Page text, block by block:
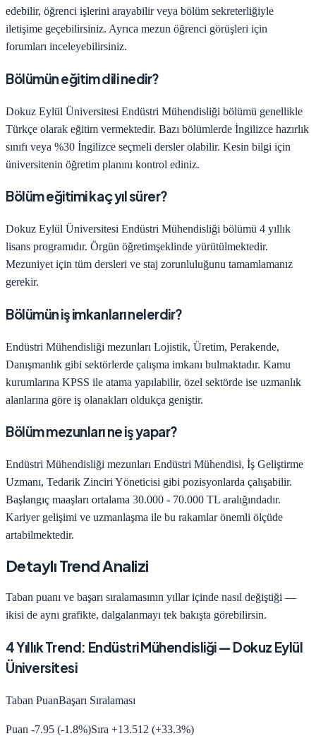
edebilir, öğrenci işlerini arayabilir veya bölüm sekreterliğiyle
iletişime geçebilirsiniz. Ayrıca mezun öğrenci görüşleri için
forumları inceleyebilirsiniz.
Bölümün eğitim dili nedir?
Dokuz Eylül Üniversitesi Endüstri Mühendisliği bölümü genellikle
Türkçe olarak eğitim vermektedir. Bazı bölümlerde İngilizce hazırlık
sınıfı veya %30 İngilizce seçmeli dersler olabilir. Kesin bilgi için
üniversitenin öğretim planını kontrol ediniz.
Bölüm eğitimi kaç yıl sürer?
Dokuz Eylül Üniversitesi Endüstri Mühendisliği bölümü 4 yıllık
lisans programıdır. Örgün öğretimşeklinde yürütülmektedir.
Mezuniyet için tüm dersleri ve staj zorunluluğunu tamamlamanız
gerekir.
Bölümün iş imkanları nelerdir?
Endüstri Mühendisliği mezunları Lojistik, Üretim, Perakende,
Danışmanlık gibi sektörlerde çalışma imkanı bulmaktadır. Kamu
kurumlarına KPSS ile atama yapılabilir, özel sektörde ise uzmanlık
alanlarına göre iş olanakları oldukça geniştir.
Bölüm mezunları ne iş yapar?
Endüstri Mühendisliği mezunları Endüstri Mühendisi, İş Geliştirme
Uzmanı, Tedarik Zinciri Yöneticisi gibi pozisyonlarda çalışabilir.
Başlangıç maaşları ortalama 30.000 - 70.000 TL aralığındadır.
Kariyer gelişimi ve uzmanlaşma ile bu rakamlar önemli ölçüde
artabilmektedir.
Detaylı Trend Analizi
Taban puanı ve başarı sıralamasının yıllar içinde nasıl değiştiği —
ikisi de aynı grafikte, dalgalanmayı tek bakışta görebilirsin.
4Yıllık Trend: Endüstri Mühendisliği— Dokuz Eylül
Üniversitesi
Taban PuanBaşarı Sıralaması
Puan -7.95 (-1.8%)Sıra +13.512 (+33.3%)